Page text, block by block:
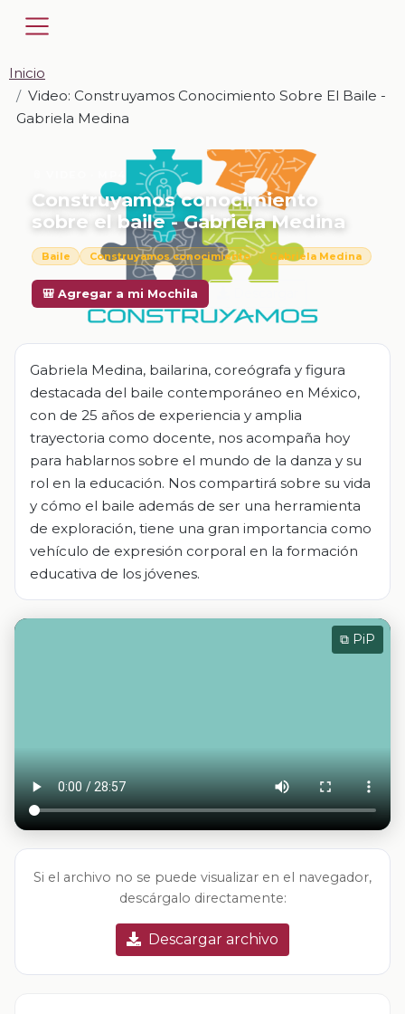
Inicio
Video: Construyamos Conocimiento Sobre El Baile -
Gabriela Medina
Construyamos conocimiento
sobre el baile - Gabriela Medina
Baile Construyamos conocimiento Gabriela Medina
🎒 Agregar a mi Mochila
Gabriela Medina, bailarina, coreógrafa y figura
destacada del baile contemporáneo en México,
con de 25 años de experiencia y amplia
trayectoria como docente, nos acompaña hoy
para hablarnos sobre el mundo de la danza y su
rol en la educación. Nos compartirá sobre su vida
y cómo el baile además de ser una herramienta
de exploración, tiene una gran importancia como
vehículo de expresión corporal en la formación
educativa de los jóvenes.
⧉ PiP
Si el archivo no se puede visualizar en el navegador,
descárgalo directamente:
Descargar archivo